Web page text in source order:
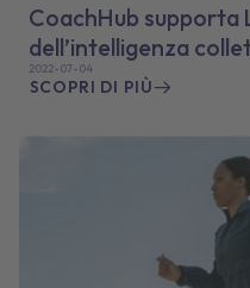
CoachHub supporta
dell’intelligenza
2022-07-04
SCOPRI DI PIÙ